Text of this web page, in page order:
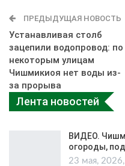
ПРЕДЫДУЩАЯ НОВОСТЬ
Устанавливая столб
зацепили водопровод: по
некоторым улицам
Чишмикиоя нет воды из-
за прорыва
Лента новостей
ВИДЕО.
огороды,
23 мая,